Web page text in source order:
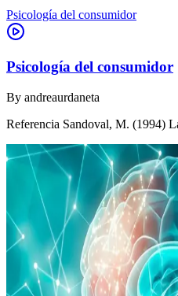
Psicología del consumidor
Psicología del consumidor
By andreaurdaneta
Referencia Sandoval, M. (1994)